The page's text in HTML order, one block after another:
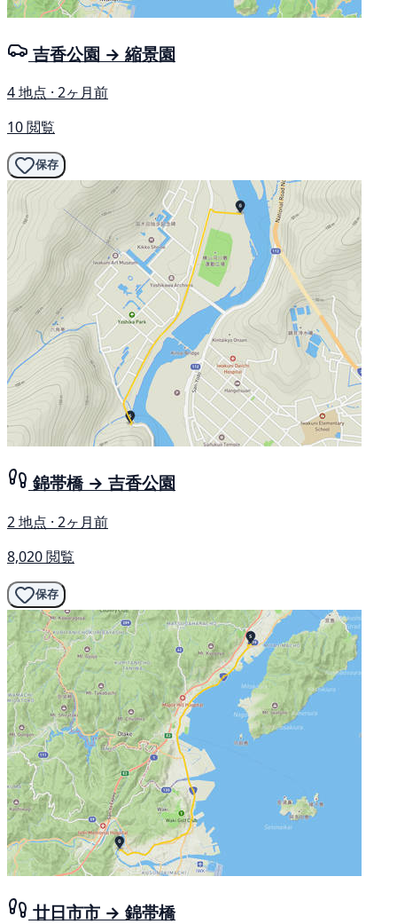
吉香公園 → 縮景園
4 地点 · 2ヶ月前
10 閲覧
保存
錦帯橋 → 吉香公園
2 地点 · 2ヶ月前
8,020 閲覧
保存
廿日市市 → 錦帯橋